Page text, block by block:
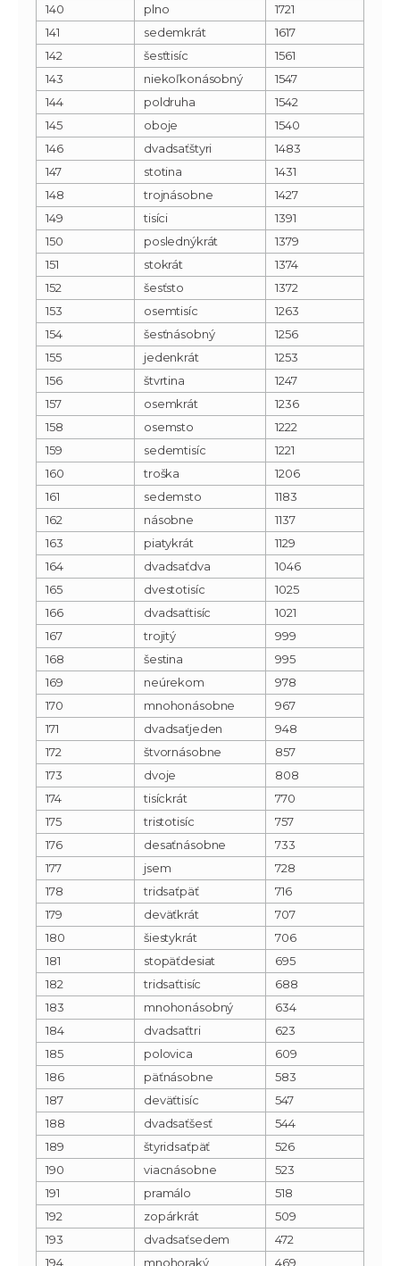
140
plno
1721
141
sedemkrát
1617
142
šesťtisíc
1561
143
niekoľkonásobný
1547
144
poldruha
1542
145
oboje
1540
146
dvadsaťštyri
1483
147
stotina
1431
148
trojnásobne
1427
149
tisíci
1391
150
poslednýkrát
1379
151
stokrát
1374
152
šesťsto
1372
153
osemtisíc
1263
154
šesťnásobný
1256
155
jedenkrát
1253
156
štvrtina
1247
157
osemkrát
1236
158
osemsto
1222
159
sedemtisíc
1221
160
troška
1206
161
sedemsto
1183
162
násobne
1137
163
piatykrát
1129
164
dvadsaťdva
1046
165
dvestotisíc
1025
166
dvadsaťtisíc
1021
167
trojitý
999
168
šestina
995
169
neúrekom
978
170
mnohonásobne
967
171
dvadsaťjeden
948
172
štvornásobne
857
173
dvoje
808
174
tisíckrát
770
175
tristotisíc
757
176
desaťnásobne
733
177
jsem
728
178
tridsaťpäť
716
179
deväťkrát
707
180
šiestykrát
706
181
stopäťdesiat
695
182
tridsaťtisíc
688
183
mnohonásobný
634
184
dvadsaťtri
623
185
polovica
609
186
päťnásobne
583
187
deväťtisíc
547
188
dvadsaťšesť
544
189
štyridsaťpäť
526
190
viacnásobne
523
191
pramálo
518
192
zopárkrát
509
193
dvadsaťsedem
472
194
mnohoraký 469